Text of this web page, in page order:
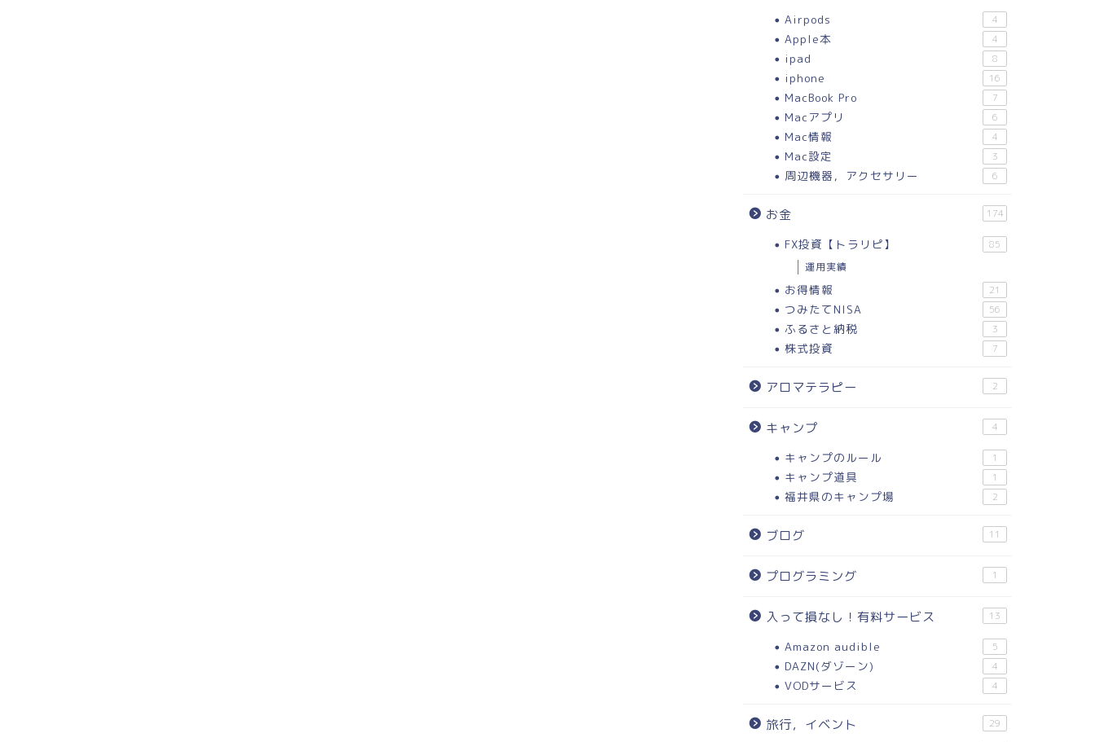
Airpods 4
Apple本 4
ipad 8
iphone 16
MacBook Pro 7
Macアプリ 6
Mac情報 4
Mac設定 3
周辺機器，アクセサリー 6
お金 174
FX投資【トラリピ】 85
運用実績
お得情報 21
つみたてNISA 56
ふるさと納税 3
株式投資 7
アロマテラピー 2
キャンプ 4
キャンプのルール 1
キャンプ道具 1
福井県のキャンプ場 2
ブログ 11
プログラミング 1
入って損なし！有料サービス 13
Amazon audible 5
DAZN(ダゾーン) 4
VODサービス 4
旅行，イベント 29